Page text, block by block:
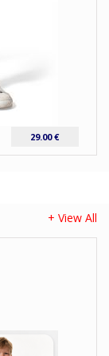
29.00 €
+ View All